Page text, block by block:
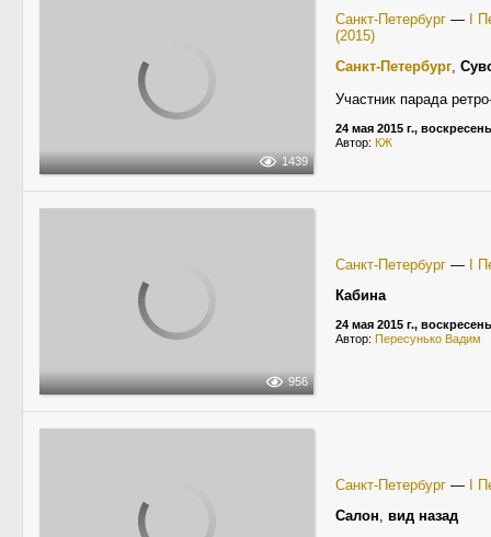
1439
Санкт-Петербург —
I
(2015)
Санкт-Петербург,
Участник парада
24 мая 2015 г.,
Автор: КЖ
956
Санкт-Петербург —
I
Кабина
24 мая 2015 г.,
Автор: Пересунько Вадим
Санкт-Петербург —
I
Салон, вид назад